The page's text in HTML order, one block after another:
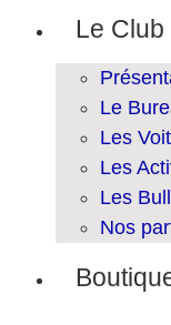
Le Club
Le
Les
Les
Les
Nos